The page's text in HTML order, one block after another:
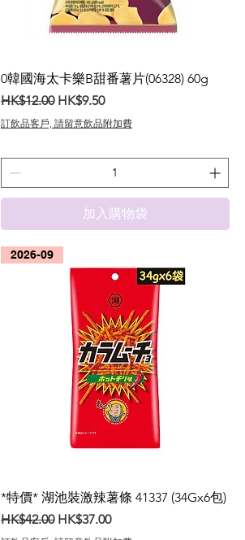
0韓國海太卡樂B甜番薯片(06328) 60g
一般價格
HK$12.00 促銷價格
HK$9.50
訂飲品客戶, 請留意飲品附加費
加入購物袋
2026-09
*特價* 湖池裝激辣薯條 41337 (34Gx6包)
一般價格
HK$42.00 促銷價格
HK$37.00